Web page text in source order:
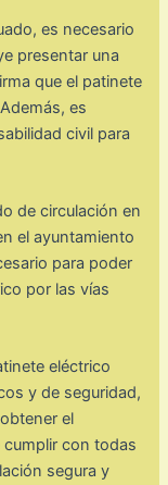
es necesario
presentar una
que el patinete
es
civil para
de circulación en
el ayuntamiento
para poder
por las vías
eléctrico
y de seguridad,
el
con todas
segura y